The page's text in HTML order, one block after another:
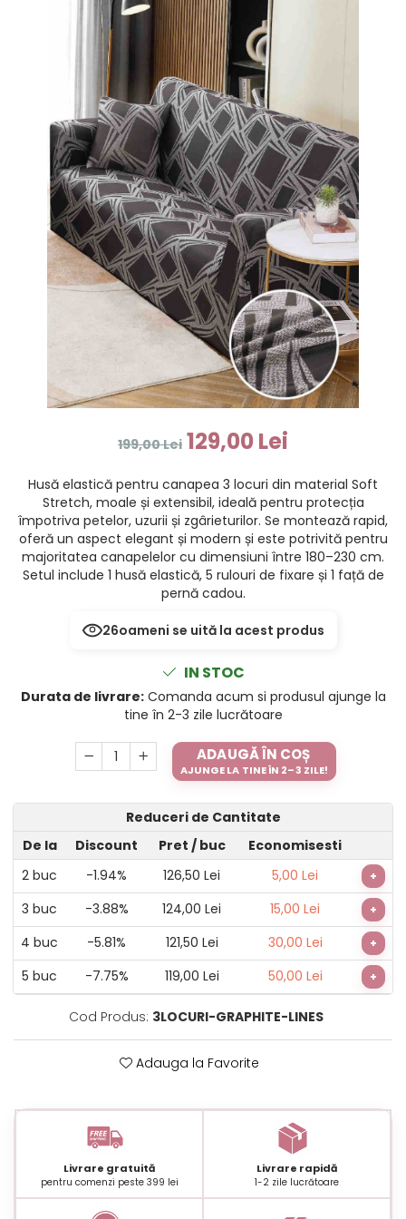
199,00 Lei 129,00 Lei
Husă elastică pentru canapea 3 locuri din material Soft
Stretch, moale și extensibil, ideală pentru protecția
împotriva petelor, uzurii și zgârieturilor. Se montează rapid,
oferă un aspect elegant și modern și este potrivită pentru
majoritatea canapelelor cu dimensiuni între 180–230 cm.
Setul include 1 husă elastică, 5 rulouri de fixare și 1 față de
pernă cadou.
26oameni se uită la acest produs
IN STOC
Durata de livrare:Comanda acum si produsul ajunge la
tine în 2-3 zile lucrătoare
ADAUGĂ ÎN COȘ
AJUNGE LA TINE ÎN 2–3 ZILE!
Reduceri de Cantitate
De la
Discount Pret / buc
Economisesti
2 buc -1.94% 126,50 Lei 5,00 Lei +
3 buc -3.88% 124,00 Lei 15,00 Lei +
4 buc -5.81% 121,50 Lei 30,00 Lei +
5 buc -7.75% 119,00 Lei 50,00 Lei +
Cod Produs: 3LOCURI-GRAPHITE-LINES
Adauga la Favorite
Livrare gratuită
pentru comenzi peste 399 lei
Livrare rapidă
1-2 zile lucrătoare